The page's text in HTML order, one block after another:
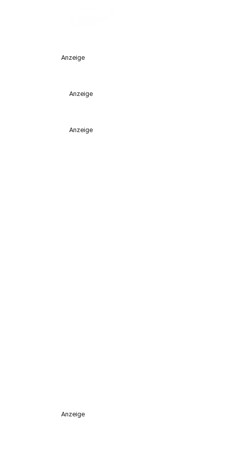
Anzeige
Anzeige
Anzeige
Anzeige